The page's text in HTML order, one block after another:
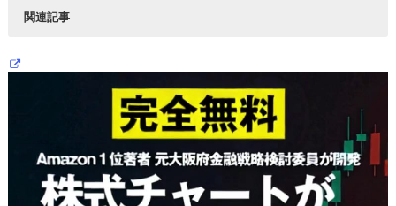
関連記事
東京オリンピック延期？中止？関連銘柄10銘柄の株価動向
を抑えておこう！
新型コロナ禍なのに日経平均やNYダウはなぜ下がらない？5
つの仮説を徹底検証！